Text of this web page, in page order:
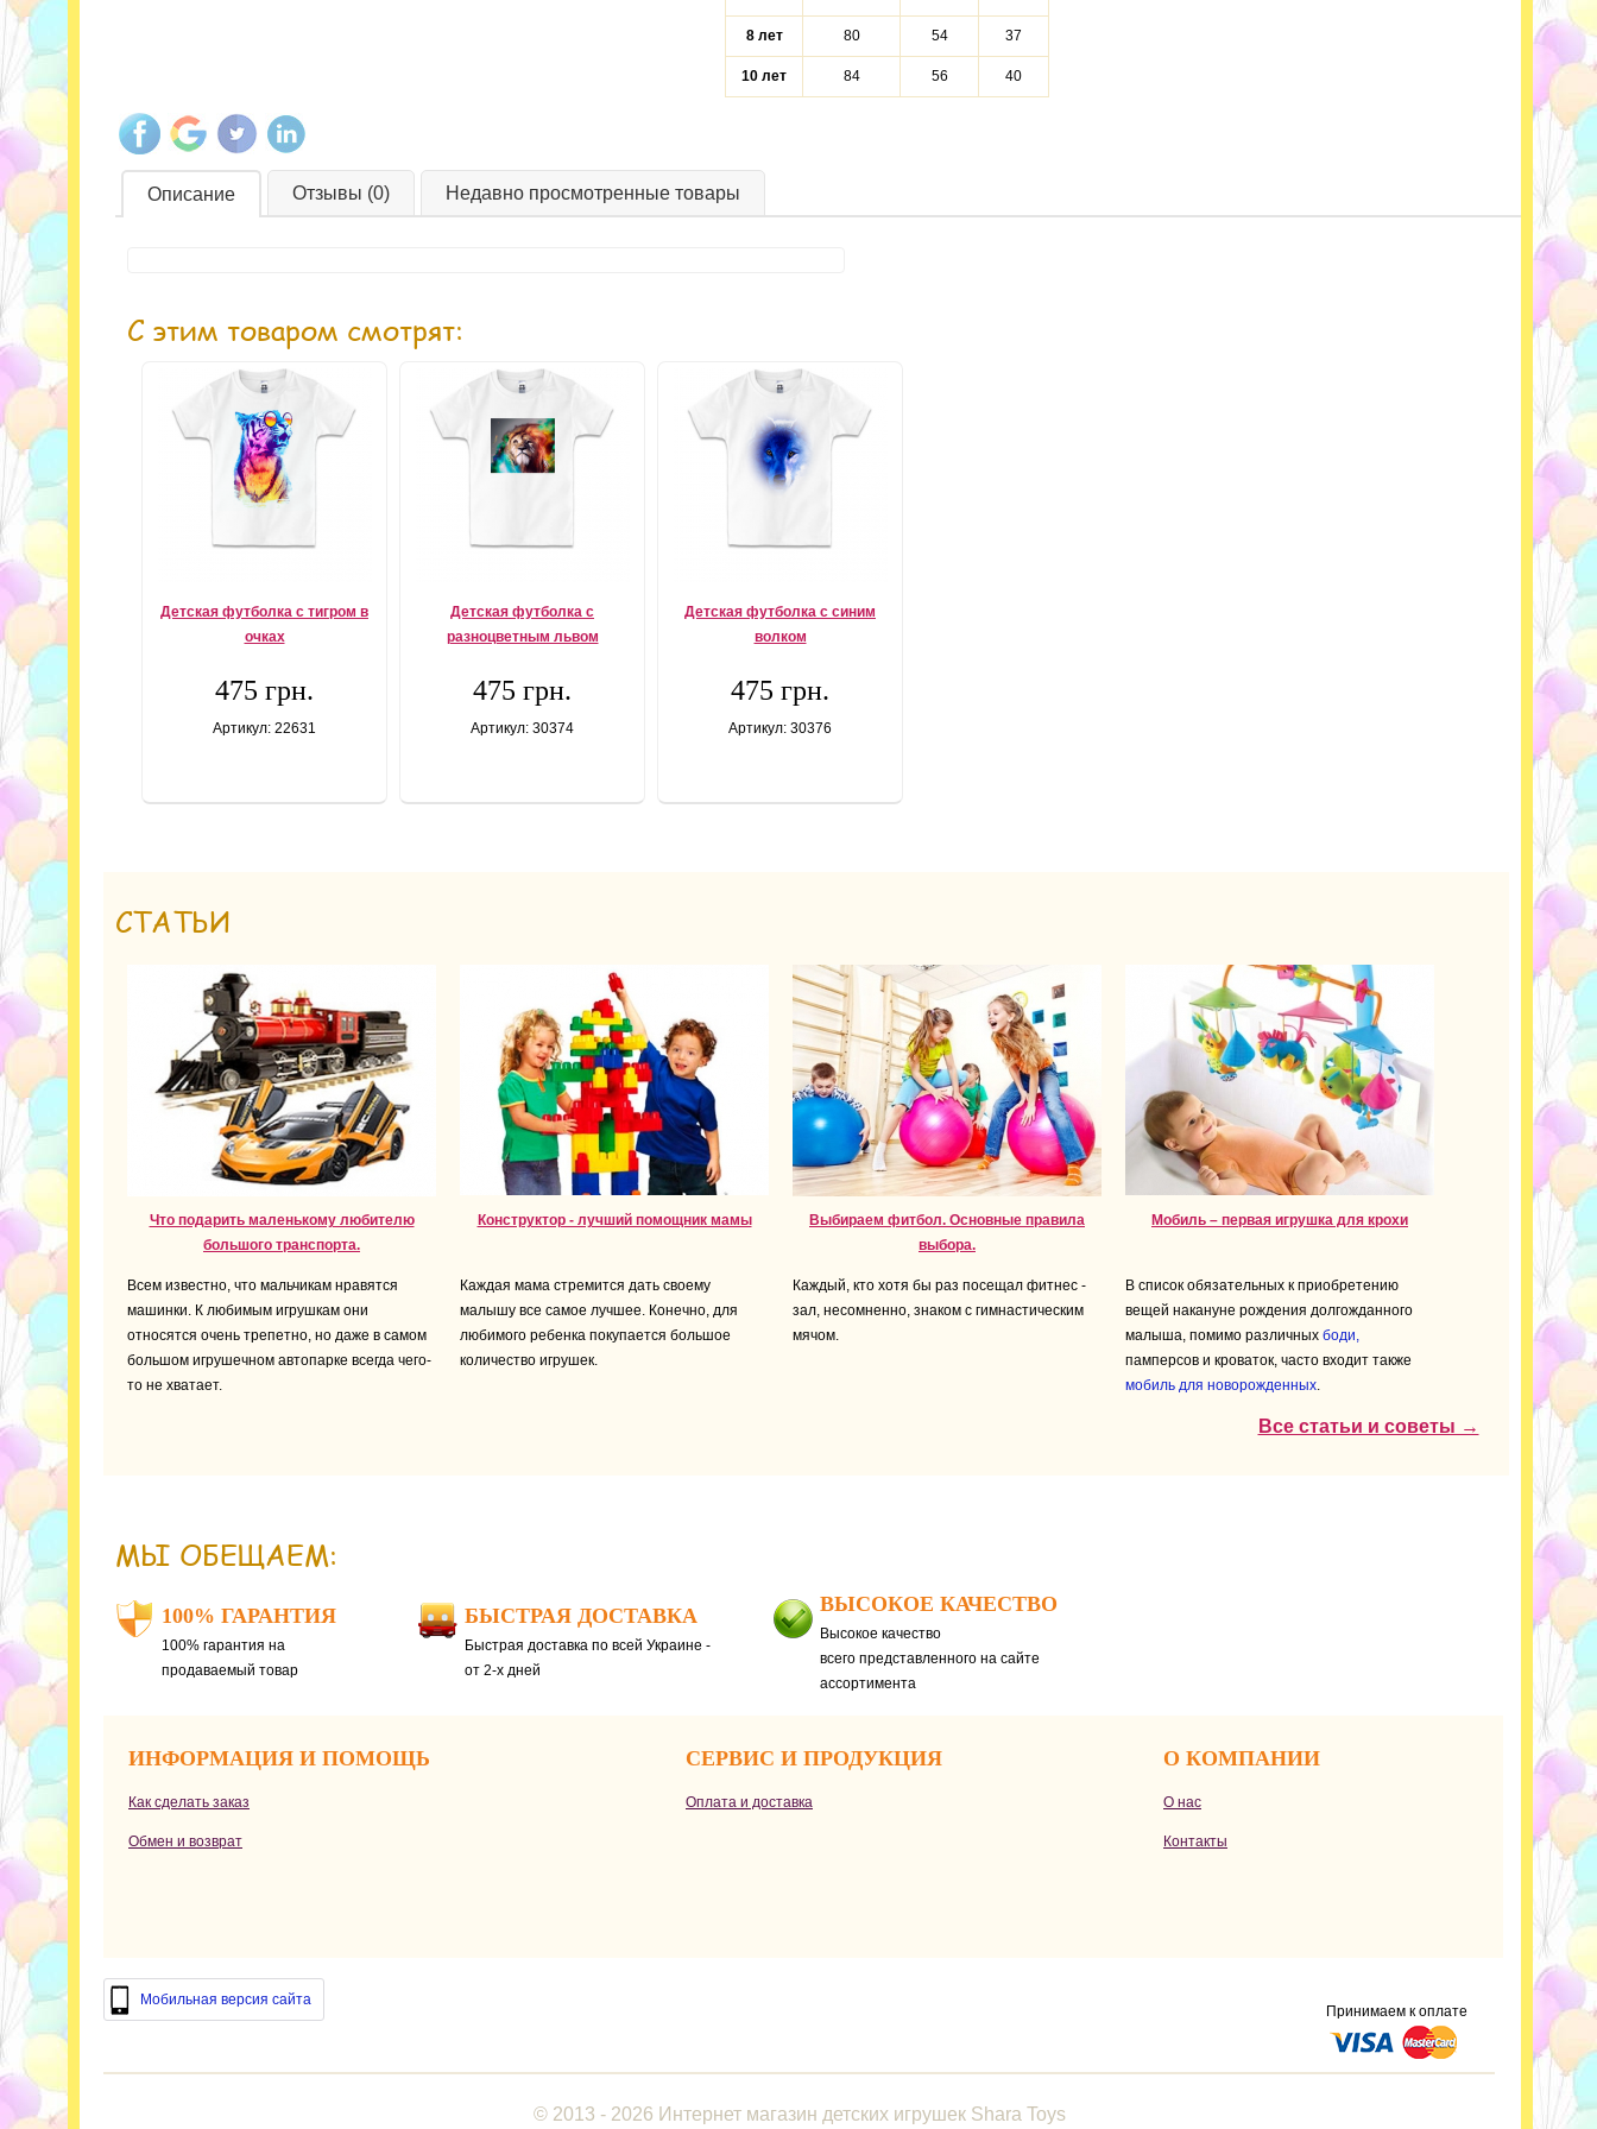
8 лет 80 54 37
10 лет 84 56 40
Описание Отзывы (0) Недавно просмотренные товары
С этим товаром смотрят:
Детская футболка с тигром в
очках
475 грн.
Артикул: 22631
Детская футболка с
разноцветным львом
475 грн.
Артикул: 30374
Детская футболка с синим
волком
475 грн.
Артикул: 30376
СТАТЬИ
Что подарить маленькому любителю
большого транспорта.
Всем известно, что мальчикам нравятся
машинки. К любимым игрушкам они
относятся очень трепетно, но даже в самом
большом игрушечном автопарке всегда чего-
то не хватает.
Конструктор - лучший помощник мамы
Каждая мама стремится дать своему
малышу все самое лучшее. Конечно, для
любимого ребенка покупается большое
количество игрушек.
Выбираем фитбол. Основные правила
выбора.
Каждый, кто хотя бы раз посещал фитнес -
зал, несомненно, знаком с гимнастическим
мячом.
Мобиль – первая игрушка для крохи
В список обязательных к приобретению
вещей накануне рождения долгожданного
малыша, помимо различных боди,
памперсов и кроваток, часто входит также
мобиль для новорожденных.
Все статьи и советы →
МЫ ОБЕЩАЕМ:
100% ГАРАНТИЯ
100% гарантия на
продаваемый товар
БЫСТРАЯ ДОСТАВКА
Быстрая доставка по всей Украине -
от 2-х дней
ВЫСОКОЕ КАЧЕСТВО
Высокое качество
всего представленного на сайте
ассортимента
ИНФОРМАЦИЯ И ПОМОЩЬ СЕРВИС И ПРОДУКЦИЯ О КОМПАНИИ
Как сделать заказ Оплата и доставка О нас
Обмен и возврат Контакты
Мобильная версия сайта
Принимаем к оплате
© 2013 - 2026 Интернет магазин детских игрушек Shara Toys